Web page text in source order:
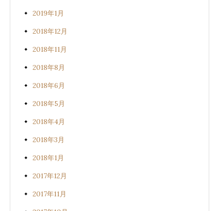
2019年1月
2018年12月
2018年11月
2018年8月
2018年6月
2018年5月
2018年4月
2018年3月
2018年1月
2017年12月
2017年11月